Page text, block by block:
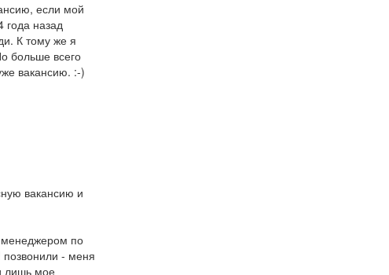
если мой
года назад
К тому же я
больше всего
вакансию. :-)
вакансию и
по
позвонили - меня
лишь мое